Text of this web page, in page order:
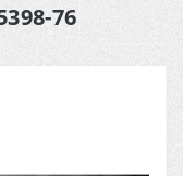
76